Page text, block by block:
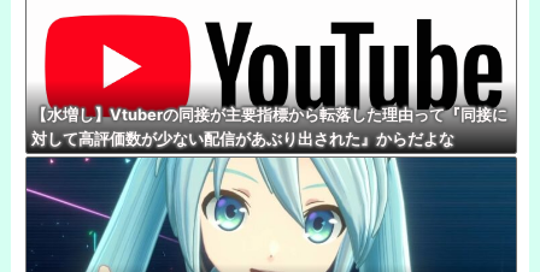
【水増し】Vtuberの同接が主要指標から転落した理由って『同接に
対して高評価数が少ない配信があぶり出された』からだよな